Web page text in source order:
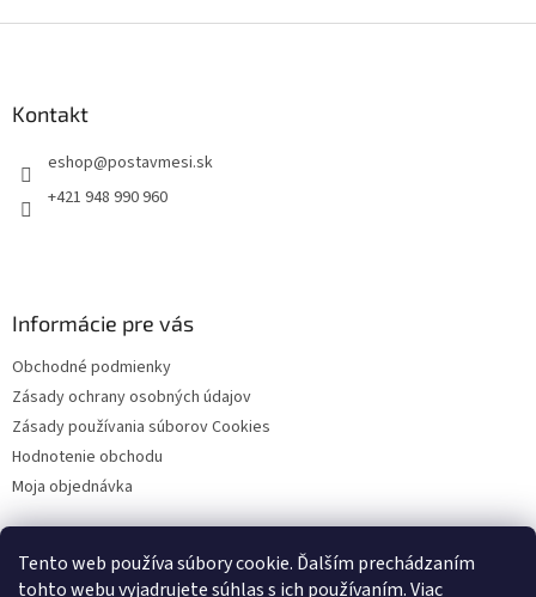
Tento web používa súbory cookie. Ďalším prechádzaním
tohto webu vyjadrujete súhlas s ich používaním. Viac
Kontakt
eshop@postavmesi.sk
+421 948 990 960
Informácie pre vás
Obchodné podmienky
Zásady ochrany osobných údajov
Zásady používania súborov Cookies
Hodnotenie obchodu
Moja objednávka
Facebook